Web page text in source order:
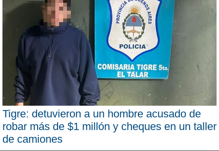
Tigre: detuvieron a un hombre acusado de
robar más de $1 millón y cheques en un taller
de camiones